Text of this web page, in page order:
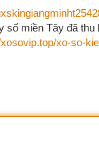
số miền Tây đã
xo-so-